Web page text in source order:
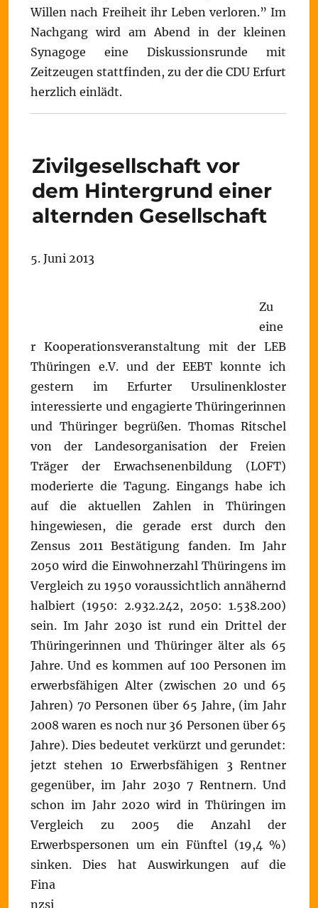
Willen nach Freiheit ihr Leben verloren.” Im
Nachgang wird am Abend in der kleinen
Synagoge eine Diskussionsrunde mit
Zeitzeugen stattfinden, zu der die CDU Erfurt
herzlich einlädt.
Zivilgesellschaft vor
dem Hintergrund einer
alternden Gesellschaft
5. Juni 2013
Zu
eine
r Kooperationsveranstaltung mit der LEB
Thüringen e.V. und der EEBT konnte ich
gestern im Erfurter Ursulinenkloster
interessierte und engagierte Thüringerinnen
und Thüringer begrüßen. Thomas Ritschel
von der Landesorganisation der Freien
Träger der Erwachsenenbildung (LOFT)
moderierte die Tagung. Eingangs habe ich
auf die aktuellen Zahlen in Thüringen
hingewiesen, die gerade erst durch den
Zensus 2011 Bestätigung fanden. Im Jahr
2050 wird die Einwohnerzahl Thüringens im
Vergleich zu 1950 voraussichtlich annähernd
halbiert (1950: 2.932.242, 2050: 1.538.200)
sein. Im Jahr 2030 ist rund ein Drittel der
Thüringerinnen und Thüringer älter als 65
Jahre. Und es kommen auf 100 Personen im
erwerbsfähigen Alter (zwischen 20 und 65
Jahren) 70 Personen über 65 Jahre, (im Jahr
2008 waren es noch nur 36 Personen über 65
Jahre). Dies bedeutet verkürzt und gerundet:
jetzt stehen 10 Erwerbsfähigen 3 Rentner
gegenüber, im Jahr 2030 7 Rentnern. Und
schon im Jahr 2020 wird in Thüringen im
Vergleich zu 2005 die Anzahl der
Erwerbspersonen um ein Fünftel (19,4 %)
sinken.Dies hat Auswirkungen auf die
Fina
nzsi